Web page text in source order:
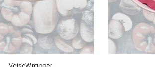
VeiseWrapper